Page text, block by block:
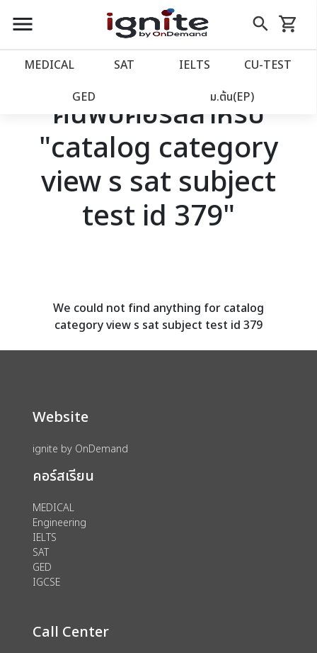
close
account_balance หน้าแรก
เว็บไซต์อิกไนท์
โปรโมชั่น
วางแผนการเรียน
เข้าสู่ระบบ
menu search
Skip
to
shopping_cart
รถเข็น
MEDICAL SAT IELTS CU‑TEST
GED ม.ต้น(EP)
ค้นพบคอร์สสำหรับ
"catalog category
view s sat subject
test id 379"
We could not find anything for catalog
category view s sat subject test id 379
Website
ignite by OnDemand
คอร์สเรียน
MEDICAL
Engineering
IELTS
SAT
GED
IGCSE
Call Center